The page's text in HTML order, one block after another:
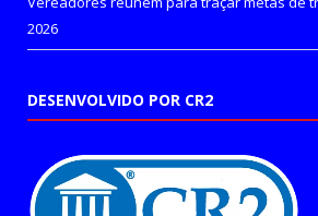
2026
DESENVOLVIDO POR CR2